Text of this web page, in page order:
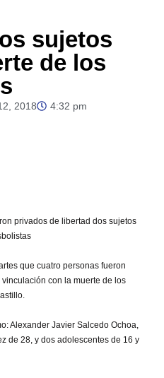
sujetos
de los
2018
4:32 pm
privados de libertad dos sujetos
que cuatro personas fueron
con la muerte de los
Alexander Javier Salcedo Ochoa,
de 28, y dos adolescentes de 16 y